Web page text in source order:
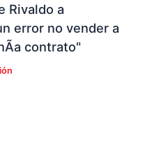
Rivaldo a
error no vender a
contrato"